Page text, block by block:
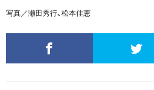
写真／瀬田秀行、松本佳恵